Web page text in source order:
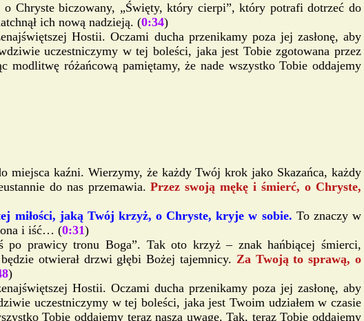
Chryste biczowany, „Święty, który cierpi”, który potrafi dotrzeć do
ich nową nadzieją. (0:34)
Hostii. Oczami ducha przenikamy poza jej zasłonę, aby
uczestniczymy w tej boleści, jaka jest Tobie zgotowana przez
modlitwę różańcową pamiętamy, że nade wszystko Tobie oddajemy
miejsca kaźni. Wierzymy, że każdy Twój krok jako Skazańca, każdy
do nas przemawia.Przez swoją mękę i śmierć, o Chryste,
miłości, jaką Twój krzyż, o Chryste, kryje w sobie. To znaczy w
i iść… (0:31)
po prawicy tronu Boga”. Tak oto krzyż – znak hańbiącej śmierci,
otwierał drzwi głębi Bożej tajemnicy. Za Twoją to sprawą, o
)
Hostii. Oczami ducha przenikamy poza jej zasłonę, aby
uczestniczymy w tej boleści, jaka jest Twoim udziałem w czasie
Tobie oddajemy teraz naszą uwagę. Tak, teraz Tobie oddajemy